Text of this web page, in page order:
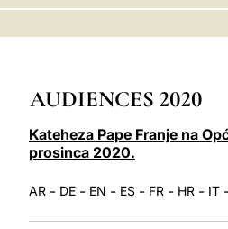
AUDIENCES 2020
Kateheza Pape Franje na
prosinca 2020.
AR - DE - EN - ES - FR - HR - IT